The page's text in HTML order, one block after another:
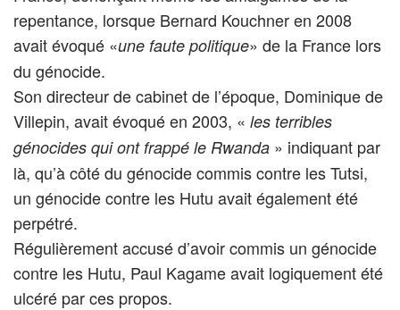
repentance, lorsque Bernard Kouchner en 2008
avait évoqué «une faute politique» de la France lors
du génocide.
Son directeur de cabinet de l’époque, Dominique de
Villepin, avait évoqué en 2003, « les terribles
génocides qui ont frappé le Rwanda » indiquant par
là, qu’à côté du génocide commis contre les Tutsi,
un génocide contre les Hutu avait également été
perpétré.
Régulièrement accusé d’avoir commis un génocide
contre les Hutu, Paul Kagame avait logiquement été
ulcéré par ces propos.